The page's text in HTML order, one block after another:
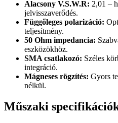
Alacsony V.S.W.R: 2,01 –
jelvisszaverődés.
Függőleges polarizáció:
teljesítmény.
50 Ohm impedancia:
eszközökhöz.
SMA csatlakozó: Széles
integráció.
Mágneses rögzítés: Gyors
nélkül.
Műszaki